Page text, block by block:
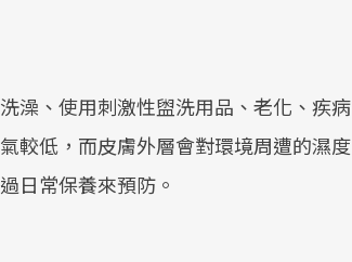
澡、使用刺激性盥洗用品、老化、疾病
較低，而皮膚外層會對環境周遭的濕度
日常保養來預防。
狀況、啟動健康管理的重要起點。
前往專題
前往專題
前往專題
前往專題